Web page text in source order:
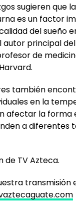
sugieren que
es un factor
del sueño
autor principal
de
también
en la
afectar la forma
a diferentes
de TV Azteca.
transmisión